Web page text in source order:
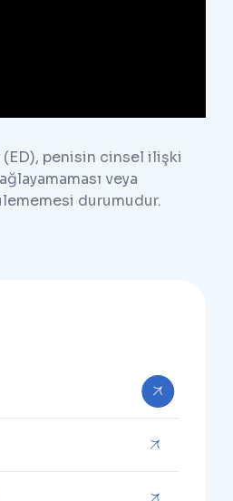
penisin cinsel ilişki
veya
durumudur.